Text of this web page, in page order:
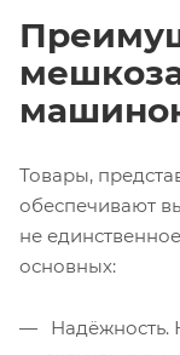
Товары,
обеспечивают
не
основных:
Надёжность.